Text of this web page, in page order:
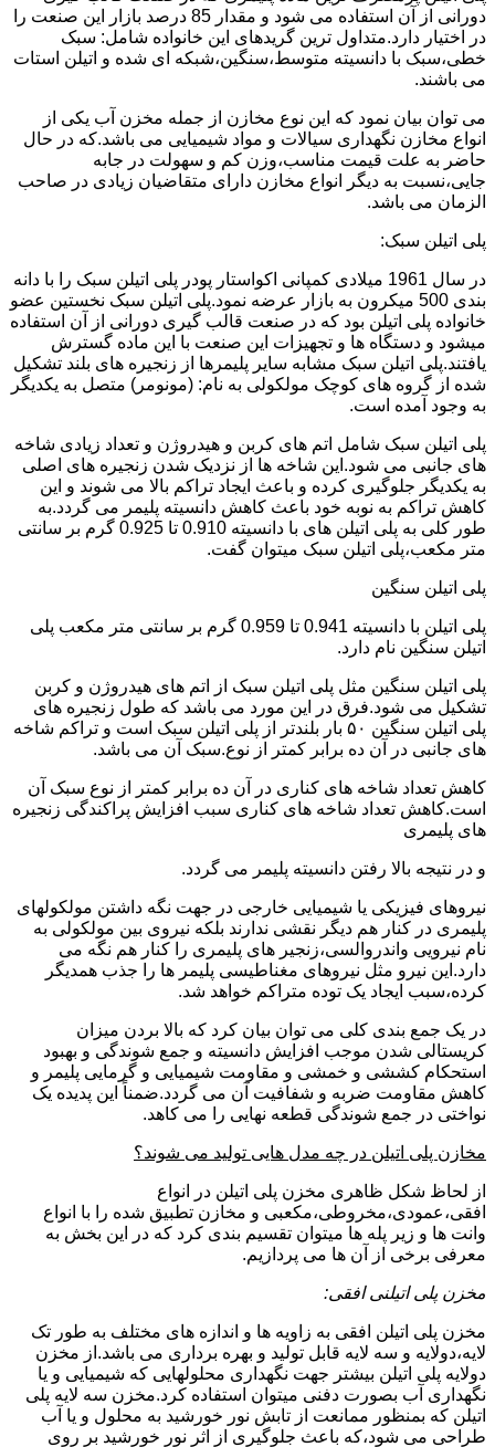
دورانی از آن استفاده می شود و مقدار 85 درصد بازار این صنعت را
در اختیار دارد.متداول ترین گریدهای این خانواده شامل: سبک
خطی،سبک با دانسیته متوسط،سنگین،شبکه ای شده و اتیلن استات
می باشند.
می توان بیان نمود که این نوع مخازن از جمله مخزن آب یکی از
انواع مخازن نگهداری سیالات و مواد شیمیایی می باشد.که در حال
حاضر به علت قیمت مناسب،وزن کم و سهولت در جابه
جایی،نسبت به دیگر انواع مخازن دارای متقاضیان زیادی در صاحب
الزمان می باشد.
پلی اتیلن سبک:
در سال 1961 میلادی کمپانی اکواستار پودر پلی اتیلن سبک را با دانه
بندی 500 میکرون به بازار عرضه نمود.پلی اتیلن سبک نخستین عضو
خانواده پلی اتیلن بود که در صنعت قالب گیری دورانی از آن استفاده
میشود و دستگاه ها و تجهیزات این صنعت با این ماده گسترش
یافتند.پلی اتیلن سبک مشابه سایر پلیمرها از زنجیره های بلند تشکیل
شده از گروه های کوچک مولکولی به نام: (مونومر) متصل به یکدیگر
به وجود آمده است.
پلی اتیلن سبک شامل اتم های کربن و هیدروژن و تعداد زیادی شاخه
های جانبی می شود.این شاخه ها از نزدیک شدن زنجیره های اصلی
به یکدیگر جلوگیری کرده و باعث ایجاد تراکم بالا می شوند و این
کاهش تراکم به نوبه خود باعث کاهش دانسیته پلیمر می گردد.به
طور کلی به پلی اتیلن های با دانسیته 0.910 تا 0.925 گرم بر سانتی
متر مکعب،پلی اتیلن سبک میتوان گفت.
پلی اتیلن سنگین
پلی اتیلن با دانسیته 0.941 تا 0.959 گرم بر سانتی متر مکعب پلی
اتیلن سنگین نام دارد.
پلی اتیلن سنگین مثل پلی اتیلن سبک از اتم های هیدروژن و کربن
تشکیل می شود.فرق در این مورد می باشد که طول زنجیره های
پلی اتیلن سنگین ۵۰ بار بلندتر از پلی اتیلن سبک است و تراکم شاخه
های جانبی در آن ده برابر کمتر از نوع.سبک آن می باشد.
کاهش تعداد شاخه های کناری در آن ده برابر کمتر از نوع سبک آن
است.کاهش تعداد شاخه های کناری سبب افزایش پراکندگی زنجیره
های پلیمری
و در نتیجه بالا رفتن دانسیته پلیمر می گردد.
نیروهای فیزیکی یا شیمیایی خارجی در جهت نگه داشتن مولکولهای
پلیمری در کنار هم دیگر نقشی ندارند بلکه نیروی بین مولکولی به
نام نیرویی واندروالسی،زنجیر های پلیمری را کنار هم نگه می
دارد.این نیرو مثل نیروهای مغناطیسی پلیمر ها را جذب همدیگر
کرده،سبب ایجاد یک توده متراکم خواهد شد.
در یک جمع بندی کلی می توان بیان کرد که بالا بردن میزان
کریستالی شدن موجب افزایش دانسیته و جمع شوندگی و بهبود
استحکام کششی و خمشی و مقاومت شیمیایی و گرمایی پلیمر و
کاهش مقاومت ضربه و شفافیت آن می گردد.ضمناً این پدیده یک
نواختی در جمع شوندگی قطعه نهایی را می کاهد.
مخازن پلی اتیلن در چه مدل هایی تولید می شوند؟
از لحاظ شکل ظاهری مخزن پلی اتیلن در انواع
افقی،عمودی،مخروطی،مکعبی و مخازن تطبیق شده را با انواع
وانت ها و زیر پله ها میتوان تقسیم بندی کرد که در این بخش به
معرفی برخی از آن ها می پردازیم.
مخزن پلی اتیلنی افقی:
مخزن پلی اتیلن افقی به زاویه ها و اندازه های مختلف به طور تک
لایه،دولایه و سه لایه قابل تولید و بهره برداری می باشد.از مخزن
دولایه پلی اتیلن بیشتر جهت نگهداری محلولهایی که شیمیایی و یا
نگهداری آب بصورت دفنی میتوان استفاده کرد.مخزن سه لایه پلی
اتیلن که بمنظور ممانعت از تابش نور خورشید به محلول و یا آب
طراحی می شود،که باعث جلوگیری از اثر نور خورشید بر روی